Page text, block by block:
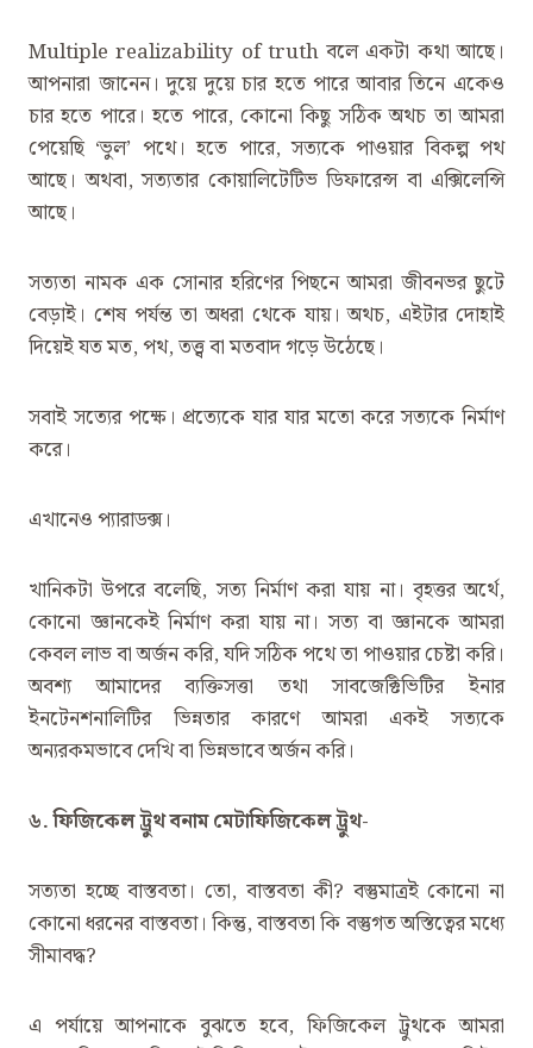
Multiple realizability of truth বলে একটা কথা আছে।
আপনারা জানেন। দুয়ে দুয়ে চার হতে পারে আবার তিনে একেও
চার হতে পারে। হতে পারে, কোনো কিছু সঠিক অথচ তা আমরা
পেয়েছি ‌‘ভুল’ পথে। হতে পারে, সত্যকে পাওয়ার বিকল্প পথ
আছে। অথবা, সত্যতার কোয়ালিটেটিভ ডিফারেন্স বা এক্সিলেন্সি
আছে।
সত্যতা নামক এক সোনার হরিণের পিছনে আমরা জীবনভর ছুটে
বেড়াই। শেষ পর্যন্ত তা অধরা থেকে যায়। অথচ, এইটার দোহাই
দিয়েই যত মত, পথ, তত্ত্ব বা মতবাদ গড়ে উঠেছে।
সবাই সত্যের পক্ষে। প্রত্যেকে যার যার মতো করে সত্যকে নির্মাণ
করে।
এখানেও প্যারাডক্স।
খানিকটা উপরে বলেছি, সত্য নির্মাণ করা যায় না। বৃহত্তর অর্থে,
কোনো জ্ঞানকেই নির্মাণ করা যায় না। সত্য বা জ্ঞানকে আমরা
কেবল লাভ বা অর্জন করি, যদি সঠিক পথে তা পাওয়ার চেষ্টা করি।
অবশ্য আমাদের ব্যক্তিসত্তা তথা সাবজেক্টিভিটির ইনার
ইনটেনশনালিটির ভিন্নতার কারণে আমরা একই সত্যকে
অন্যরকমভাবে দেখি বা ভিন্নভাবে অর্জন করি।
৬. ফিজিকেল ট্রুথ বনাম মেটাফিজিকেল ট্রুথ-
সত্যতা হচ্ছে বাস্তবতা। তো, বাস্তবতা কী? বস্তুমাত্রই কোনো না
কোনো ধরনের বাস্তবতা। কিন্তু, বাস্তবতা কি বস্তুগত অস্তিত্বের মধ্যে
সীমাবদ্ধ?
এ পর্যায়ে আপনাকে বুঝতে হবে, ফিজিকেল ট্রুথকে আমরা